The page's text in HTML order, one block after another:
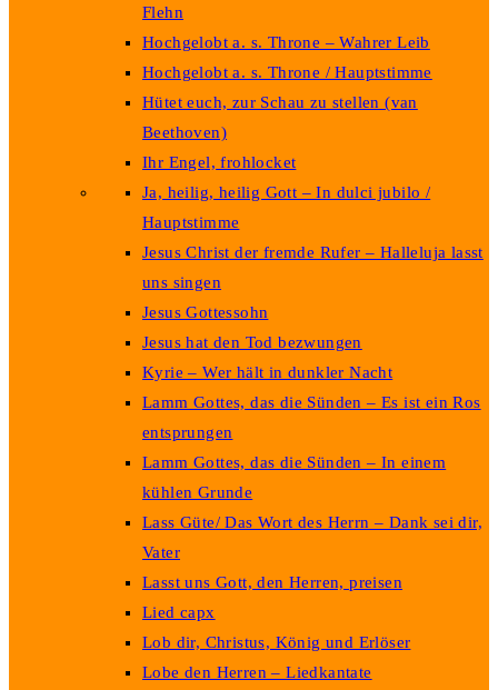
Flehn
Hochgelobt a. s. Throne – Wahrer Leib
Hochgelobt a. s. Throne / Hauptstimme
Hütet euch, zur Schau zu stellen (van
Beethoven)
Ihr Engel, frohlocket
Ja, heilig, heilig Gott – In dulci jubilo /
Hauptstimme
Jesus Christ der fremde Rufer – Halleluja lasst
uns singen
Jesus Gottessohn
Jesus hat den Tod bezwungen
Kyrie – Wer hält in dunkler Nacht
Lamm Gottes, das die Sünden – Es ist ein Ros
entsprungen
Lamm Gottes, das die Sünden – In einem
kühlen Grunde
Lass Güte/ Das Wort des Herrn – Dank sei dir,
Vater
Lasst uns Gott, den Herren, preisen
Lied capx
Lob dir, Christus, König und Erlöser
Lobe den Herren – Liedkantate